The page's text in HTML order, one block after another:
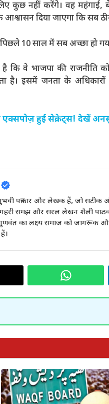
कुछ नहीं करेंगे। वह महंगाई,
दिया जाएगा कि सब
10 साल में सब अच्छा हो
है कि वे भाजपा की
है। इसमें जनता के
एक्सपोज़ हुई सेक्रेट्स! देखें
पत्रकार और लेखक हैं, जो सटीक
गहरी समझ और सरल लेखन शैली
का लक्ष्य समाज को जागरूक और